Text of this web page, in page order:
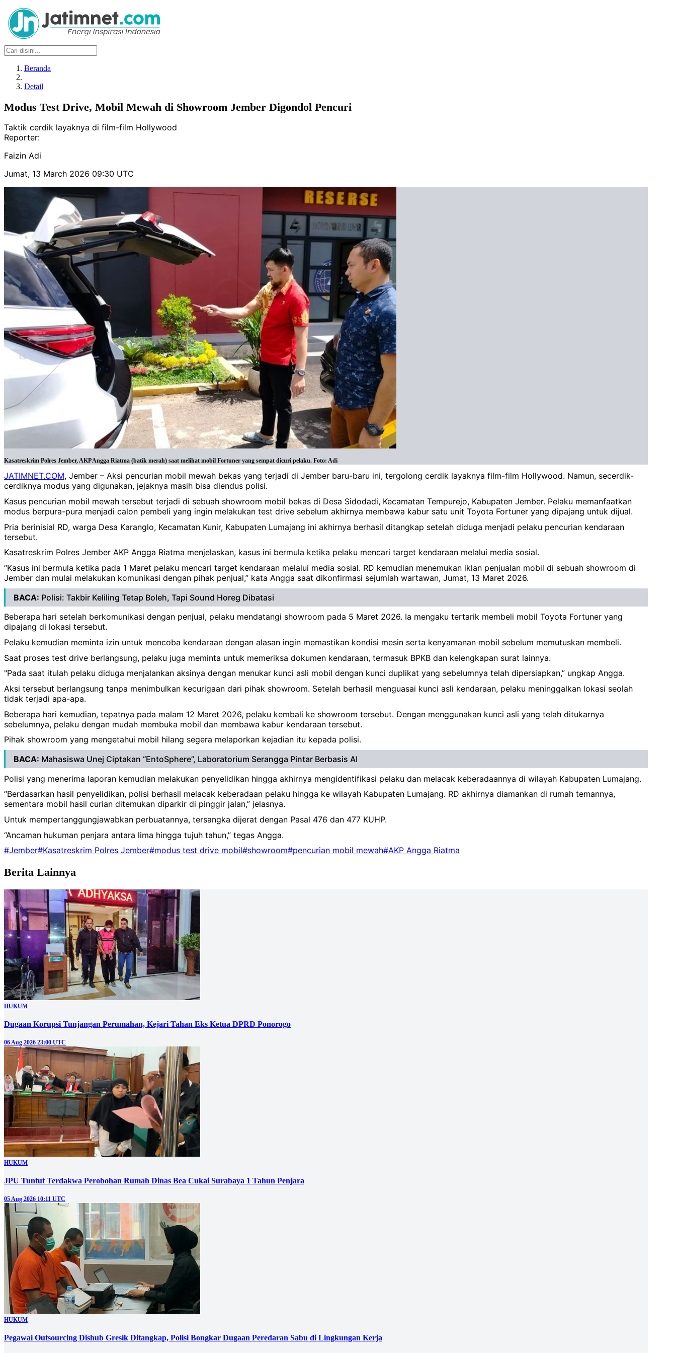
Beranda
Detail
Modus Test Drive, Mobil Mewah di Showroom Jember Digondol Pencuri
Taktik cerdik layaknya di film-film Hollywood
Reporter:
Faizin Adi
Jumat, 13 March 2026 09:30 UTC
Kasatreskrim Polres Jember, AKP Angga Riatma (batik merah) saat melihat mobil Fortuner yang sempat dicuri pelaku. Foto: Adi
JATIMNET.COM, Jember – Aksi pencurian mobil mewah bekas yang terjadi di Jember baru-baru ini, tergolong cerdik layaknya film-film Hollywood. Namun, secerdik-
cerdiknya modus yang digunakan, jejaknya masih bisa diendus polisi.
Kasus pencurian mobil mewah tersebut terjadi di sebuah showroom mobil bekas di Desa Sidodadi, Kecamatan Tempurejo, Kabupaten Jember. Pelaku memanfaatkan
modus berpura-pura menjadi calon pembeli yang ingin melakukan test drive sebelum akhirnya membawa kabur satu unit Toyota Fortuner yang dipajang untuk dijual.
Pria berinisial RD, warga Desa Karanglo, Kecamatan Kunir, Kabupaten Lumajang ini akhirnya berhasil ditangkap setelah diduga menjadi pelaku pencurian kendaraan
tersebut.
Kasatreskrim Polres Jember AKP Angga Riatma menjelaskan, kasus ini bermula ketika pelaku mencari target kendaraan melalui media sosial.
“Kasus ini bermula ketika pada 1 Maret pelaku mencari target kendaraan melalui media sosial. RD kemudian menemukan iklan penjualan mobil di sebuah showroom di
Jember dan mulai melakukan komunikasi dengan pihak penjual,” kata Angga saat dikonfirmasi sejumlah wartawan, Jumat, 13 Maret 2026.
BACA: Polisi: Takbir Keliling Tetap Boleh, Tapi Sound Horeg Dibatasi
Beberapa hari setelah berkomunikasi dengan penjual, pelaku mendatangi showroom pada 5 Maret 2026. Ia mengaku tertarik membeli mobil Toyota Fortuner yang
dipajang di lokasi tersebut.
Pelaku kemudian meminta izin untuk mencoba kendaraan dengan alasan ingin memastikan kondisi mesin serta kenyamanan mobil sebelum memutuskan membeli.
Saat proses test drive berlangsung, pelaku juga meminta untuk memeriksa dokumen kendaraan, termasuk BPKB dan kelengkapan surat lainnya.
"Pada saat itulah pelaku diduga menjalankan aksinya dengan menukar kunci asli mobil dengan kunci duplikat yang sebelumnya telah dipersiapkan,” ungkap Angga.
Aksi tersebut berlangsung tanpa menimbulkan kecurigaan dari pihak showroom. Setelah berhasil menguasai kunci asli kendaraan, pelaku meninggalkan lokasi seolah
tidak terjadi apa-apa.
Beberapa hari kemudian, tepatnya pada malam 12 Maret 2026, pelaku kembali ke showroom tersebut. Dengan menggunakan kunci asli yang telah ditukarnya
sebelumnya, pelaku dengan mudah membuka mobil dan membawa kabur kendaraan tersebut.
Pihak showroom yang mengetahui mobil hilang segera melaporkan kejadian itu kepada polisi.
BACA: Mahasiswa Unej Ciptakan “EntoSphere”, Laboratorium Serangga Pintar Berbasis AI
Polisi yang menerima laporan kemudian melakukan penyelidikan hingga akhirnya mengidentifikasi pelaku dan melacak keberadaannya di wilayah Kabupaten Lumajang.
“Berdasarkan hasil penyelidikan, polisi berhasil melacak keberadaan pelaku hingga ke wilayah Kabupaten Lumajang. RD akhirnya diamankan di rumah temannya,
sementara mobil hasil curian ditemukan diparkir di pinggir jalan,” jelasnya.
Untuk mempertanggungjawabkan perbuatannya, tersangka dijerat dengan Pasal 476 dan 477 KUHP.
“Ancaman hukuman penjara antara lima hingga tujuh tahun,” tegas Angga.
#Jember#Kasatreskrim Polres Jember#modus test drive mobil#showroom#pencurian mobil mewah#AKP Angga Riatma
Berita Lainnya
HUKUM
Dugaan Korupsi Tunjangan Perumahan, Kejari Tahan Eks Ketua DPRD Ponorogo
06 Aug 2026 23:00 UTC
HUKUM
JPU Tuntut Terdakwa Perobohan Rumah Dinas Bea Cukai Surabaya 1 Tahun Penjara
05 Aug 2026 10:11 UTC
HUKUM
Pegawai Outsourcing Dishub Gresik Ditangkap, Polisi Bongkar Dugaan Peredaran Sabu di Lingkungan Kerja